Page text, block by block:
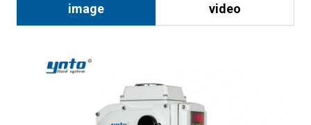
image video